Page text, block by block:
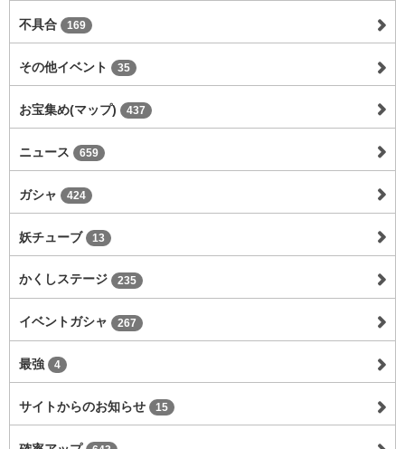
不具合 169
その他イベント 35
お宝集め(マップ) 437
ニュース 659
ガシャ 424
妖チューブ 13
かくしステージ 235
イベントガシャ 267
最強 4
サイトからのお知らせ 15